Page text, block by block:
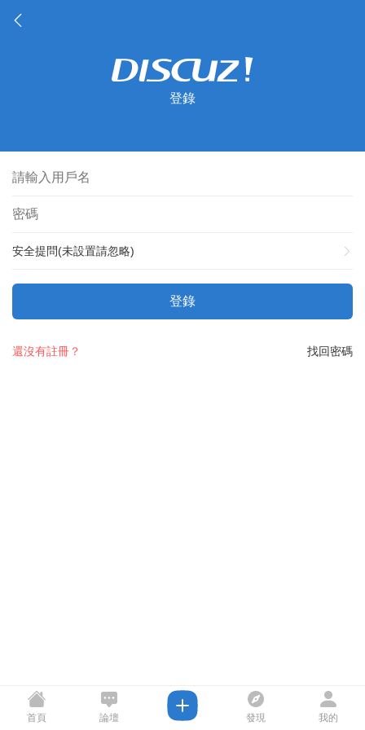
登錄
安全提問(未設置請忽略)
登錄
找回密碼
還沒有註冊？
首頁 論壇 發現 我的